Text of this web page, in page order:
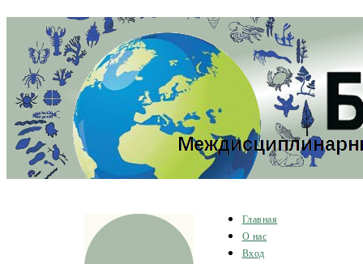
Главная
О нас
Вход